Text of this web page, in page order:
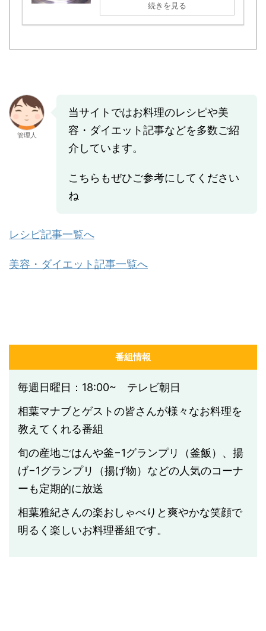
続きを見る
管理人
当サイトではお料理のレシピや美
容・ダイエット記事などを多数ご紹
介しています。
こちらもぜひご参考にしてください
ね
レシピ記事一覧へ
美容・ダイエット記事一覧へ
番組情報
毎週日曜日：18:00~ テレビ朝日
相葉マナブとゲストの皆さんが様々なお料理を
教えてくれる番組
旬の産地ごはんや釜−1グランプリ（釜飯）、揚
げ−1グランプリ（揚げ物）などの人気のコーナ
ーも定期的に放送
相葉雅紀さんの楽おしゃべりと爽やかな笑顔で
明るく楽しいお料理番組です。